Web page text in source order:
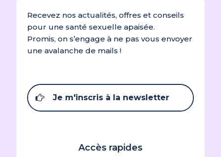
Recevez nos actualités, offres et conseils
pour une santé sexuelle apaisée.
Promis, on s’engage à ne pas vous envoyer
une avalanche de mails !
Je m'inscris à la newsletter
Accès rapides